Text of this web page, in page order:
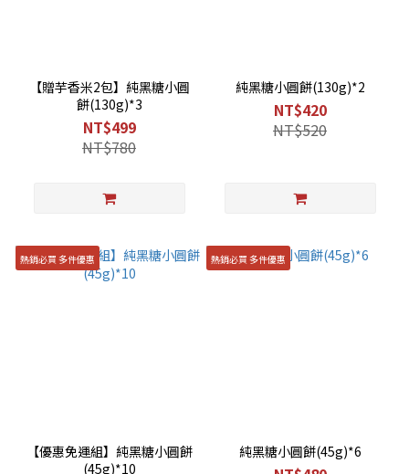
【贈芋香米2包】純黑糖小圓
餅(130g)*3
NT$499
NT$780
純黑糖小圓餅(130g)*2
NT$420
NT$520
熱銷必買 多件優惠
【優惠免運組】純黑糖小圓餅
(45g)*10
熱銷必買 多件優惠
純黑糖小圓餅(45g)*6